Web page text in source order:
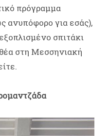
πρόγραμμα
ανυπόφορο για εσάς),
σπιτάκι
στη Μεσσηνιακή